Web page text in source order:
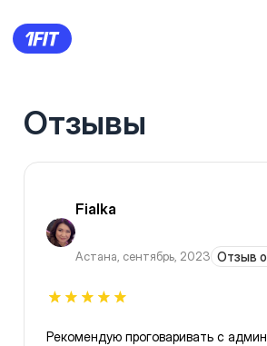
Отзывы
Fialka
Астана, сентябрь, 2023 Отзыв о
Рекомендую проговаривать с